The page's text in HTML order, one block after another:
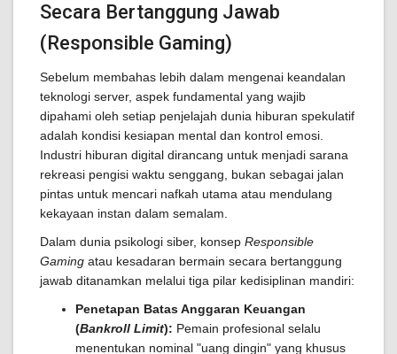
Secara Bertanggung Jawab
(Responsible Gaming)
Sebelum membahas lebih dalam mengenai keandalan
teknologi server, aspek fundamental yang wajib
dipahami oleh setiap penjelajah dunia hiburan spekulatif
adalah kondisi kesiapan mental dan kontrol emosi.
Industri hiburan digital dirancang untuk menjadi sarana
rekreasi pengisi waktu senggang, bukan sebagai jalan
pintas untuk mencari nafkah utama atau mendulang
kekayaan instan dalam semalam.
Dalam dunia psikologi siber, konsep Responsible
Gaming atau kesadaran bermain secara bertanggung
jawab ditanamkan melalui tiga pilar kedisiplinan mandiri:
Penetapan Batas Anggaran Keuangan
(Bankroll Limit): Pemain profesional selalu
menentukan nominal "uang dingin" yang khusus